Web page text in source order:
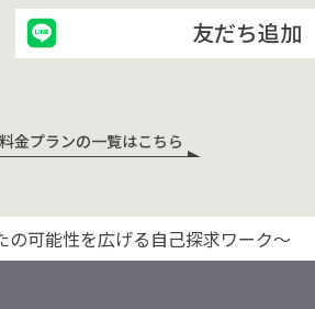
友だち追加
金プランの一覧はこちら
可能性を広げる自己探求ワーク〜